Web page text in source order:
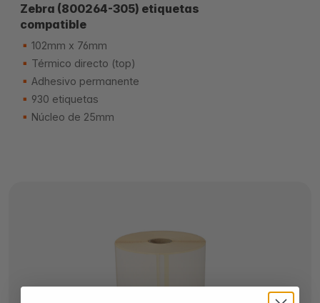
Zebra (800264-305) etiquetas
compatible
102mm x 76mm
Térmico directo (top)
Adhesivo permanente
930 etiquetas
Núcleo de 25mm